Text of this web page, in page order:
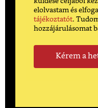
elolvastam és
tájékoztatót.
hozzájárulásomat